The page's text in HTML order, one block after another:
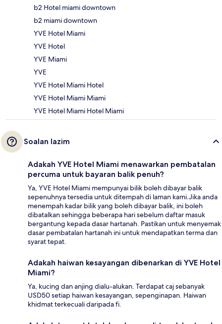
b2 Hotel miami downtown
b2 miami downtown
YVE Hotel Miami
YVE Hotel
YVE Miami
YVE
YVE Hotel Miami Hotel
YVE Hotel Miami Miami
YVE Hotel Miami Hotel Miami
Soalan lazim
Adakah YVE Hotel Miami menawarkan pembatalan
percuma untuk bayaran balik penuh?
Ya, YVE Hotel Miami mempunyai bilik boleh dibayar balik
sepenuhnya tersedia untuk ditempah di laman kami.Jika anda
menempah kadar bilik yang boleh dibayar balik, ini boleh
dibatalkan sehingga beberapa hari sebelum daftar masuk
bergantung kepada dasar hartanah. Pastikan untuk menyemak
dasar pembatalan hartanah ini untuk mendapatkan terma dan
syarat tepat.
Adakah haiwan kesayangan dibenarkan di YVE Hotel
Miami?
Ya, kucing dan anjing dialu-alukan. Terdapat caj sebanyak
USD50 setiap haiwan kesayangan, sepenginapan. Haiwan
khidmat terkecuali daripada fi.